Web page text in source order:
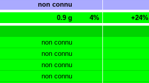
non connu
0.9 g 4%
+24%
non connu
non connu
non connu
non connu